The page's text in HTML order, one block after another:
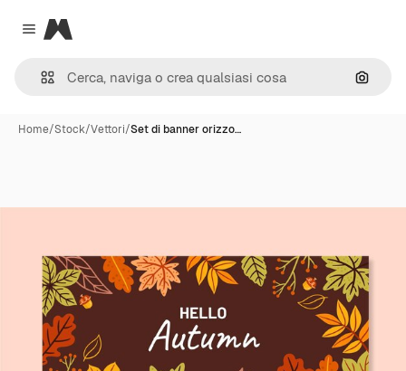
Close menu
Magnific
Cerca
Home/Stock/Vettori/Set di banner orizzo…